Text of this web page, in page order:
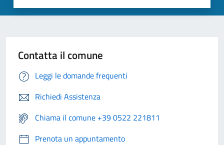
Contatta il comune
Leggi le domande frequenti
Richiedi Assistenza
Chiama il comune +39 0522 221811
Prenota un appuntamento